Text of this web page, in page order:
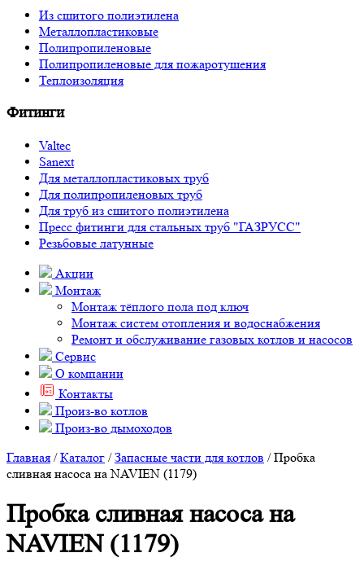
Из сшитого полиэтилена
Металлопластиковые
Полипропиленовые
Полипропиленовые для пожаротушения
Теплоизоляция
Фитинги
Valtec
Sanext
Для металлопластиковых труб
Для полипропиленовых труб
Для труб из сшитого полиэтилена
Пресс фитинги для стальных труб "ГАЗРУСС"
Резьбовые латунные
Акции
Монтаж
Монтаж тёплого пола под ключ
Монтаж систем отопления и водоснабжения
Ремонт и обслуживание газовых котлов и насосов
Сервис
О компании
Контакты
Произ-во котлов
Произ-во дымоходов
Главная /Каталог /Запасные части для котлов / Пробка
сливная насоса на NAVIEN (1179)
Пробка сливная насоса на
NAVIEN (1179)